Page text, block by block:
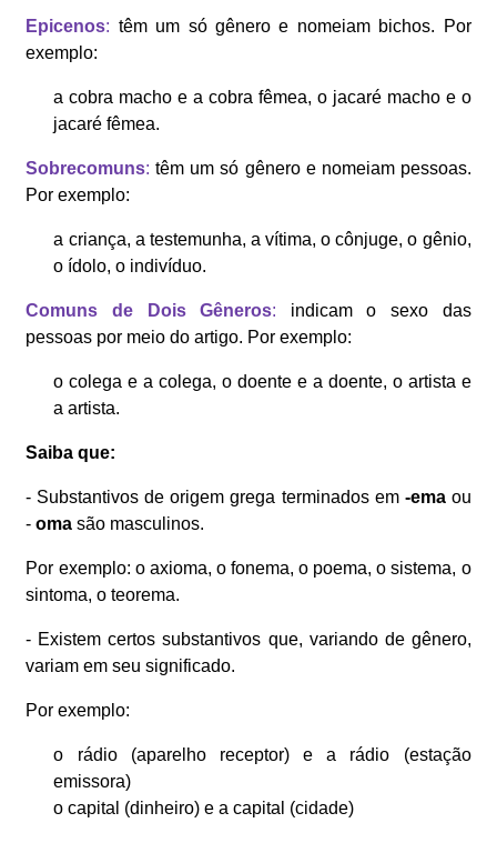
Epicenos: têm um só gênero e nomeiam bichos. Por
exemplo:
a cobra macho e a cobra fêmea, o jacaré macho e o
jacaré fêmea.
Sobrecomuns:têm um só gênero e nomeiam pessoas.
Por exemplo:
a criança, a testemunha, a vítima, o cônjuge, o gênio,
o ídolo, o indivíduo.
Comuns de Dois Gêneros: indicam o sexo das
pessoas por meio do artigo. Por exemplo:
o colega e a colega, o doente e a doente, o artista e
a artista.
Saiba que:
- Substantivos de origem grega terminados em -ema ou
-oma são masculinos.
Por exemplo: o axioma, o fonema, o poema, o sistema, o
sintoma, o teorema.
- Existem certos substantivos que, variando de gênero,
variam em seu significado.
Por exemplo:
o rádio (aparelho receptor) e a rádio (estação
emissora)
o capital (dinheiro) e a capital (cidade)